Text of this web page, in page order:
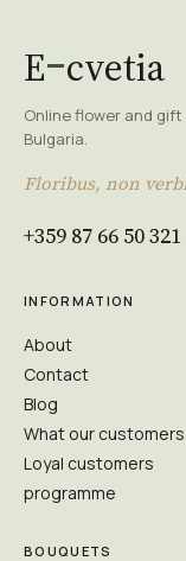
E cvetia
Online flower and
Bulgaria.
Floribus, non
+359 87 66 50 321
INFORMATION
About
Contact
Blog
What our
Loyal customers
programme
BOUQUETS